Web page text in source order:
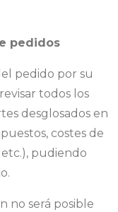
pedidos
pedido por su
todos los
desglosados en
costes de
pudiendo
no será posible